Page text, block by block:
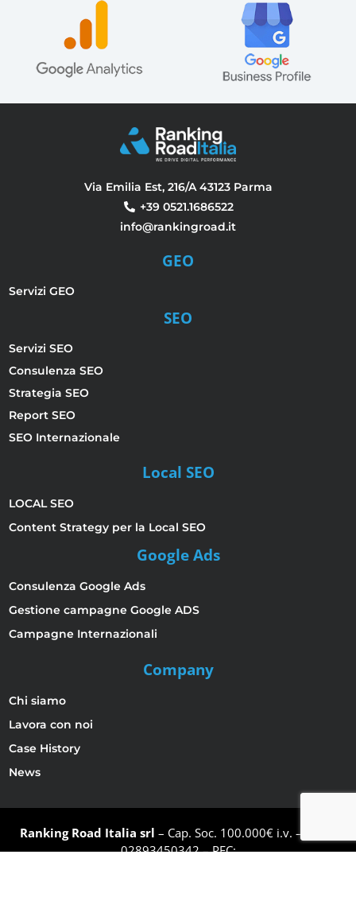
Via Emilia Est, 216/A 43123 Parma
+39 0521.1686522
info@rankingroad.it
GEO
Servizi GEO
SEO
Servizi SEO
Consulenza SEO
Strategia SEO
Report SEO
SEO Internazionale
Local SEO
LOCAL SEO
Content Strategy per la Local SEO
Google Ads
Consulenza Google Ads
Gestione campagne Google ADS
Campagne Internazionali
Company
Chi siamo
Lavora con noi
Case History
News
Ranking Road Italia srl – Cap. Soc. 100.000€ i.v. – P.IVA:
02893450342 – PEC: